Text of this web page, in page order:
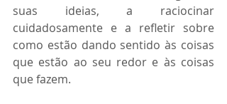
suas ideias, a raciocinar
cuidadosamente e a refletir sobre
como estão dando sentido às coisas
que estão ao seu redor e às coisas
que fazem.